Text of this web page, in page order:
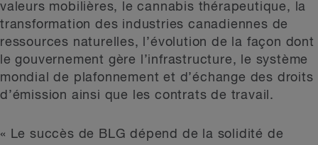
valeurs mobilières, le cannabis thérapeutique, la
transformation des industries canadiennes de
ressources naturelles, l’évolution de la façon dont
le gouvernement gère l’infrastructure, le système
mondial de plafonnement et d’échange des droits
d’émission ainsi que les contrats de travail.
« Le succès de BLG dépend de la solidité de